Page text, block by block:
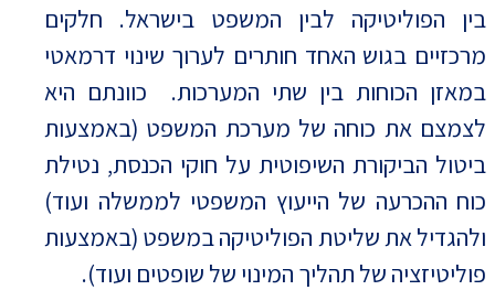
בין הפוליטיקה לבין המשפט בישראל. חלקים
מרכזיים בגוש האחד חותרים לערוך שינוי דרמאטי
במאזן הכוחות בין שתי המערכות. כוונתם היא
לצמצם את כוחה של מערכת המשפט (באמצעות
ביטול הביקורת השיפוטית על חוקי הכנסת, נטילת
כוח ההכרעה של הייעוץ המשפטי לממשלה ועוד)
ולהגדיל את שליטת הפוליטיקה במשפט (באמצעות
פוליטיזציה של תהליך המינוי של שופטים ועוד).